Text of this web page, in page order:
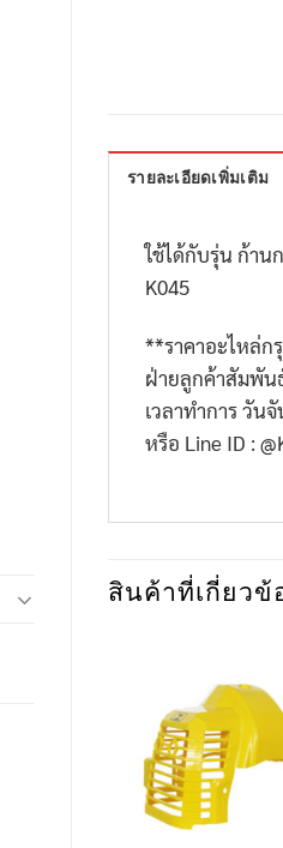
รายละเอียดเพิ่มเติม
ใช้ได้กับรุ่น ก้าน
K045
**ราคาอะไหล่
ฝ่ายลูกค้าสัมพัน
เวลาทำการ วัน
หรือ Line ID :
สินค้าที่เกี่ยวข้